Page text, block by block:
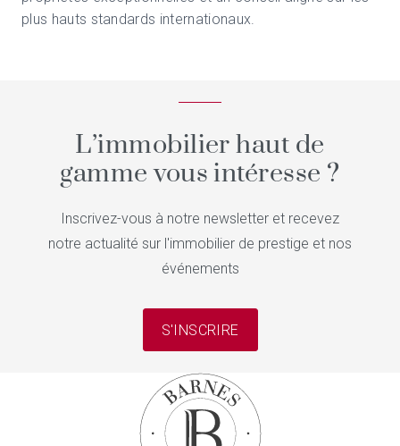
plus hauts standards internationaux.
L’immobilier haut de
gamme vous intéresse ?
Inscrivez-vous à notre newsletter et recevez
notre actualité sur l'immobilier de prestige et nos
événements
S'INSCRIRE